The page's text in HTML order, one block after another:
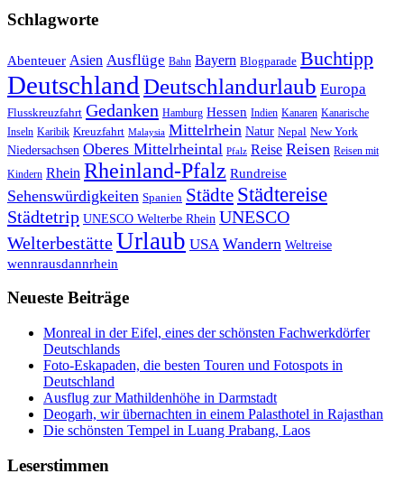
Schlagworte
Abenteuer Asien Ausflüge Bahn Bayern Blogparade Buchtipp
Deutschland Deutschlandurlaub Europa
Flusskreuzfahrt Gedanken Hamburg Hessen Indien Kanaren Kanarische
Inseln Karibik Kreuzfahrt Malaysia Mittelrhein Natur Nepal New York
Niedersachsen Oberes Mittelrheintal Pfalz Reise Reisen Reisen mit
Kindern Rhein Rheinland-Pfalz Rundreise
Sehenswürdigkeiten Spanien Städte Städtereise
Städtetrip UNESCO Welterbe Rhein UNESCO
WelterbestätteUrlaub USA Wandern Weltreise
wennrausdannrhein
Neueste Beiträge
Monreal in der Eifel, eines der schönsten Fachwerkdörfer
Deutschlands
Foto-Eskapaden, die besten Touren und Fotospots in
Deutschland
Ausflug zur Mathildenhöhe in Darmstadt
Deogarh, wir übernachten in einem Palasthotel in Rajasthan
Die schönsten Tempel in Luang Prabang, Laos
Leserstimmen